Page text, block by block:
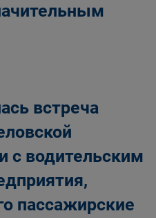
встреча
с водительским
пассажирские